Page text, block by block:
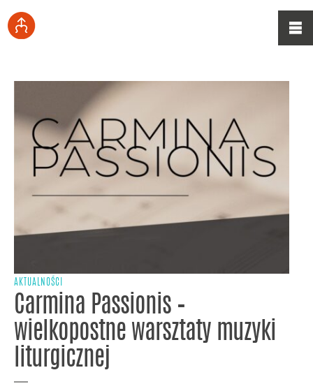
AKTUALNOŚCI
Carmina Passionis –
wielkopostne warsztaty muzyki
liturgicznej